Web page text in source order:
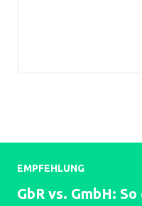
EMPFEHLUNG
GbR vs. GmbH: